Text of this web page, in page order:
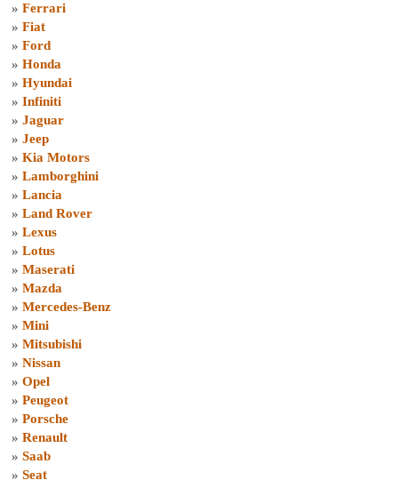
» Ferrari
» Fiat
» Ford
» Honda
» Hyundai
» Infiniti
» Jaguar
» Jeep
» Kia Motors
» Lamborghini
» Lancia
» Land Rover
» Lexus
» Lotus
» Maserati
» Mazda
» Mercedes-Benz
» Mini
» Mitsubishi
» Nissan
» Opel
» Peugeot
» Porsche
» Renault
» Saab
» Seat